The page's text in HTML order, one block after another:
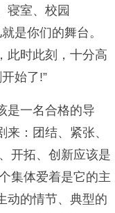
寝室、校园
是你们的舞台。
此时此刻，十分高
始了!”
是一名合格的导
：团结、紧张、
开拓、创新应该是
集体爱着是它的主
动的情节、典型的